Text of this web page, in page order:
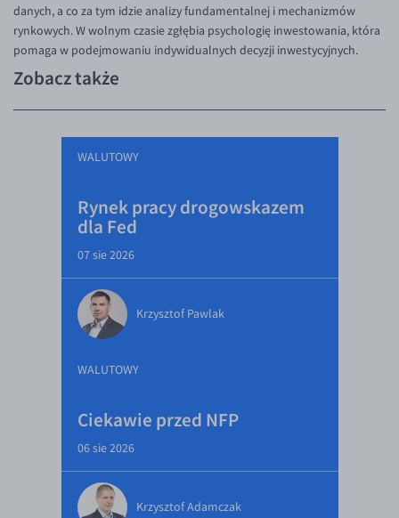
danych, a co za tym idzie analizy fundamentalnej i mechanizmów
rynkowych. W wolnym czasie zgłębia psychologię inwestowania, która
pomaga w podejmowaniu indywidualnych decyzji inwestycyjnych.
Zobacz także
WALUTOWY
Rynek pracy drogowskazem
dla Fed
07 sie 2026
Krzysztof Pawlak
WALUTOWY
Ciekawie przed NFP
06 sie 2026
Krzysztof Adamczak